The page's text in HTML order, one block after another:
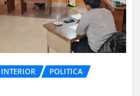
INTERIOR
POLITICA